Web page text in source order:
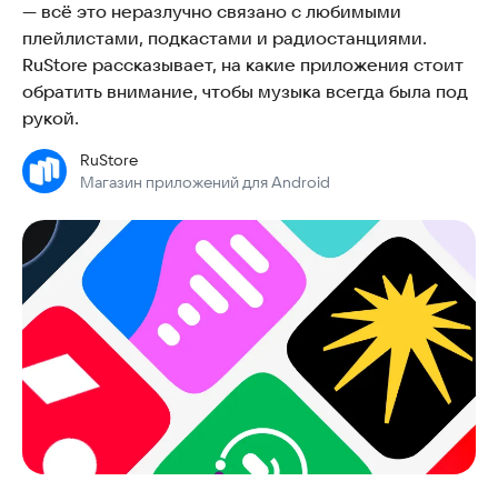
— всё это неразлучно связано с любимыми
плейлистами, подкастами и радиостанциями.
RuStore рассказывает, на какие приложения стоит
обратить внимание, чтобы музыка всегда была под
рукой.
RuStore
Магазин приложений для Android